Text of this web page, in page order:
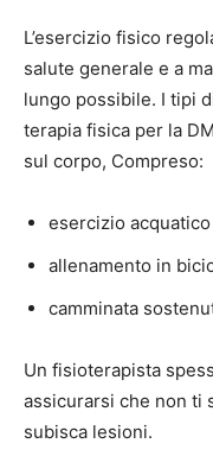
L’esercizio fisico
salute generale e a
lungo possibile. I tipi
terapia fisica per la
sul corpo, Compreso:
esercizio acquatico
allenamento in
camminata
Un fisioterapista
assicurarsi che non ti
subisca lesioni.